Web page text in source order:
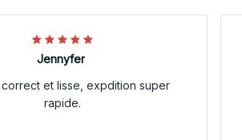
Jennyfer
et lisse, expdition super
rapide.